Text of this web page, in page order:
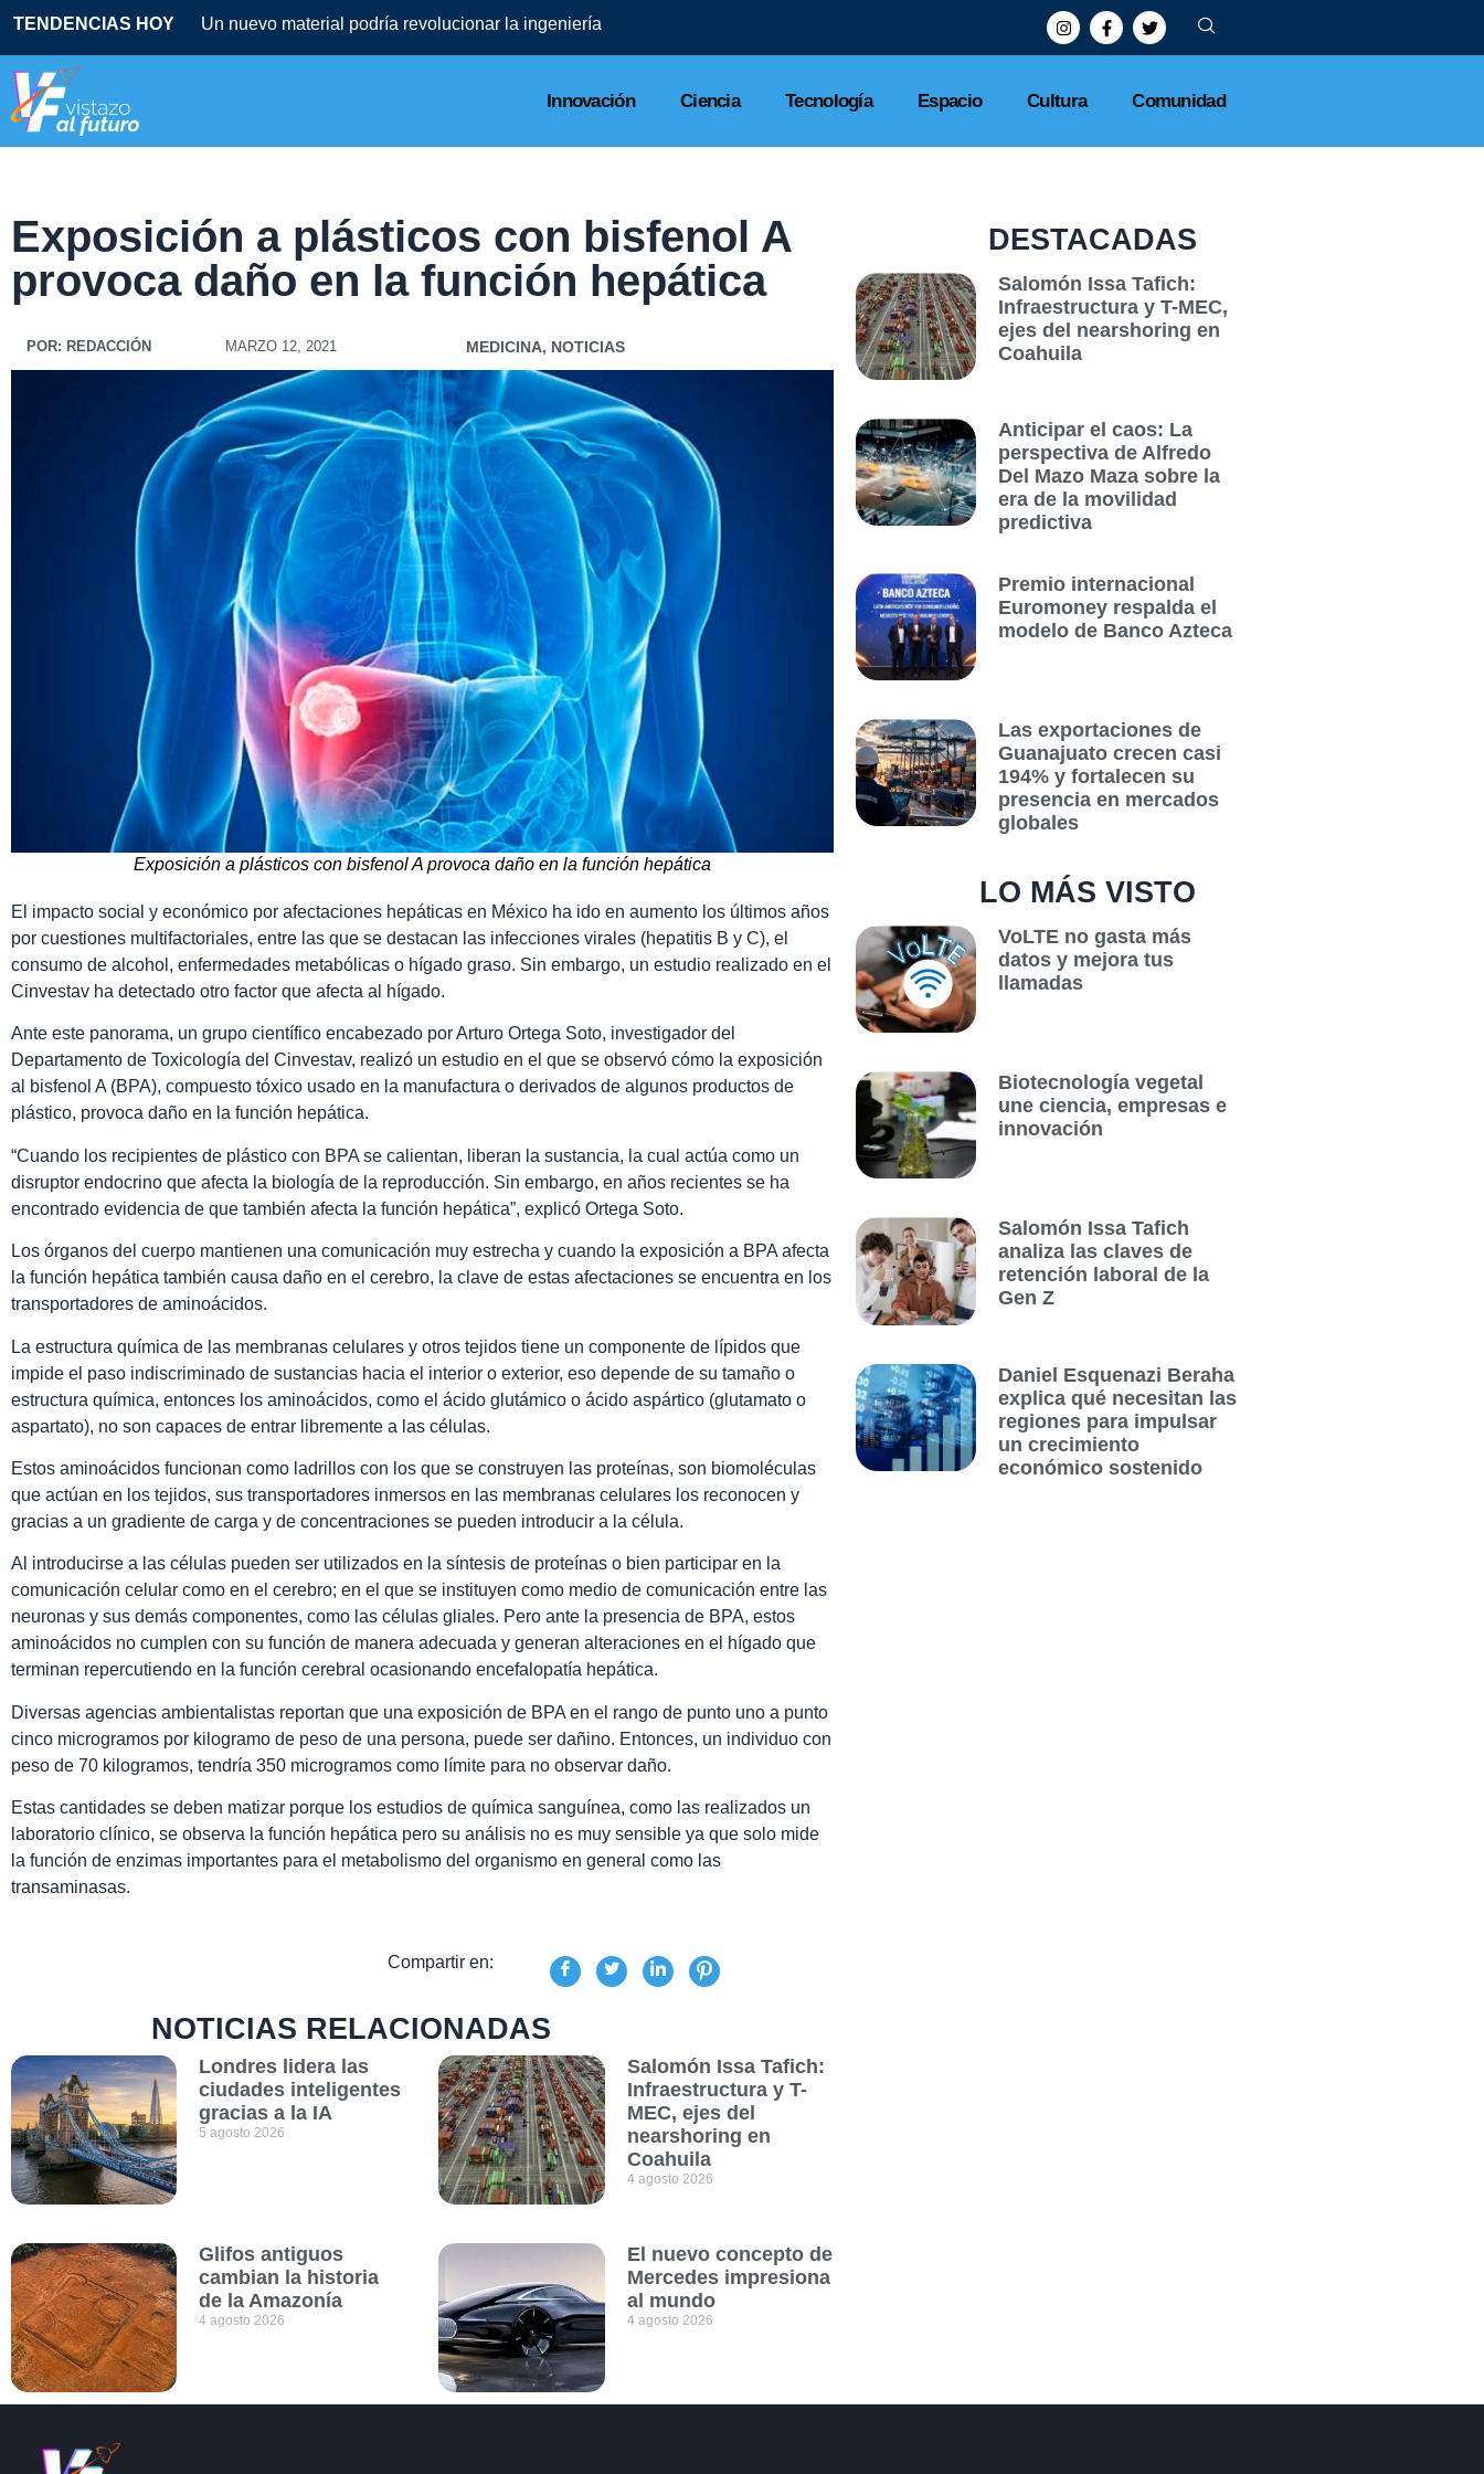
TENDENCIAS HOY Finsus refuerza ciberseguridad y cierra 2025 sin filtraciones
Innovación Ciencia Tecnología Espacio Cultura Comunidad
Exposición a plásticos con bisfenol A
provoca daño en la función hepática
POR: REDACCIÓN MARZO 12, 2021 MEDICINA, NOTICIAS
Exposición a plásticos con bisfenol A provoca daño en la función hepática
El impacto social y económico por afectaciones hepáticas en México ha ido en aumento los últimos años
por cuestiones multifactoriales, entre las que se destacan las infecciones virales (hepatitis B y C), el
consumo de alcohol, enfermedades metabólicas o hígado graso. Sin embargo, un estudio realizado en el
Cinvestav ha detectado otro factor que afecta al hígado.
Ante este panorama, un grupo científico encabezado por Arturo Ortega Soto, investigador del
Departamento de Toxicología del Cinvestav, realizó un estudio en el que se observó cómo la exposición
al bisfenol A (BPA), compuesto tóxico usado en la manufactura o derivados de algunos productos de
plástico, provoca daño en la función hepática.
“Cuando los recipientes de plástico con BPA se calientan, liberan la sustancia, la cual actúa como un
disruptor endocrino que afecta la biología de la reproducción. Sin embargo, en años recientes se ha
encontrado evidencia de que también afecta la función hepática”, explicó Ortega Soto.
Los órganos del cuerpo mantienen una comunicación muy estrecha y cuando la exposición a BPA afecta
la función hepática también causa daño en el cerebro, la clave de estas afectaciones se encuentra en los
transportadores de aminoácidos.
La estructura química de las membranas celulares y otros tejidos tiene un componente de lípidos que
impide el paso indiscriminado de sustancias hacia el interior o exterior, eso depende de su tamaño o
estructura química, entonces los aminoácidos, como el ácido glutámico o ácido aspártico (glutamato o
aspartato), no son capaces de entrar libremente a las células.
Estos aminoácidos funcionan como ladrillos con los que se construyen las proteínas, son biomoléculas
que actúan en los tejidos, sus transportadores inmersos en las membranas celulares los reconocen y
gracias a un gradiente de carga y de concentraciones se pueden introducir a la célula.
Al introducirse a las células pueden ser utilizados en la síntesis de proteínas o bien participar en la
comunicación celular como en el cerebro; en el que se instituyen como medio de comunicación entre las
neuronas y sus demás componentes, como las células gliales. Pero ante la presencia de BPA, estos
aminoácidos no cumplen con su función de manera adecuada y generan alteraciones en el hígado que
terminan repercutiendo en la función cerebral ocasionando encefalopatía hepática.
Diversas agencias ambientalistas reportan que una exposición de BPA en el rango de punto uno a punto
cinco microgramos por kilogramo de peso de una persona, puede ser dañino. Entonces, un individuo con
peso de 70 kilogramos, tendría 350 microgramos como límite para no observar daño.
Estas cantidades se deben matizar porque los estudios de química sanguínea, como las realizados un
laboratorio clínico, se observa la función hepática pero su análisis no es muy sensible ya que solo mide
la función de enzimas importantes para el metabolismo del organismo en general como las
transaminasas.
Compartir en:
NOTICIAS RELACIONADAS
Londres lidera las
ciudades inteligentes
gracias a la IA
5 agosto 2026
Salomón Issa Tafich:
Infraestructura y T-
MEC, ejes del
nearshoring en
Coahuila
4 agosto 2026
Glifos antiguos
cambian la historia
de la Amazonía
4 agosto 2026
El nuevo concepto de
Mercedes impresiona
al mundo
4 agosto 2026
DESTACADAS
Salomón Issa Tafich:
Infraestructura y T-MEC,
ejes del nearshoring en
Coahuila
Anticipar el caos: La
perspectiva de Alfredo
Del Mazo Maza sobre la
era de la movilidad
predictiva
Premio internacional
Euromoney respalda el
modelo de Banco Azteca
Las exportaciones de
Guanajuato crecen casi
194% y fortalecen su
presencia en mercados
globales
LO MÁS VISTO
VoLTE no gasta más
datos y mejora tus
llamadas
Biotecnología vegetal
une ciencia, empresas e
innovación
Salomón Issa Tafich
analiza las claves de
retención laboral de la
Gen Z
Daniel Esquenazi Beraha
explica qué necesitan las
regiones para impulsar
un crecimiento
económico sostenido